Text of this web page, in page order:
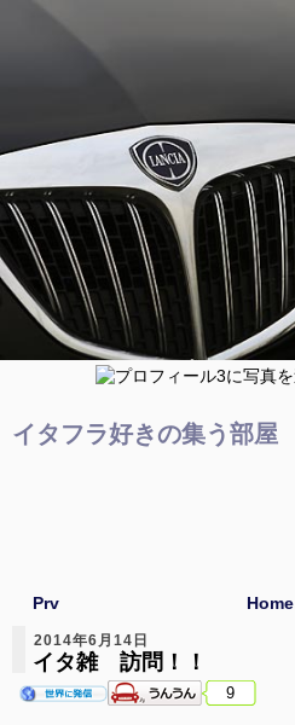
イタフラ好きの集う部屋
Prv Home
2014年6月14日
イタ雑 訪問！！
9